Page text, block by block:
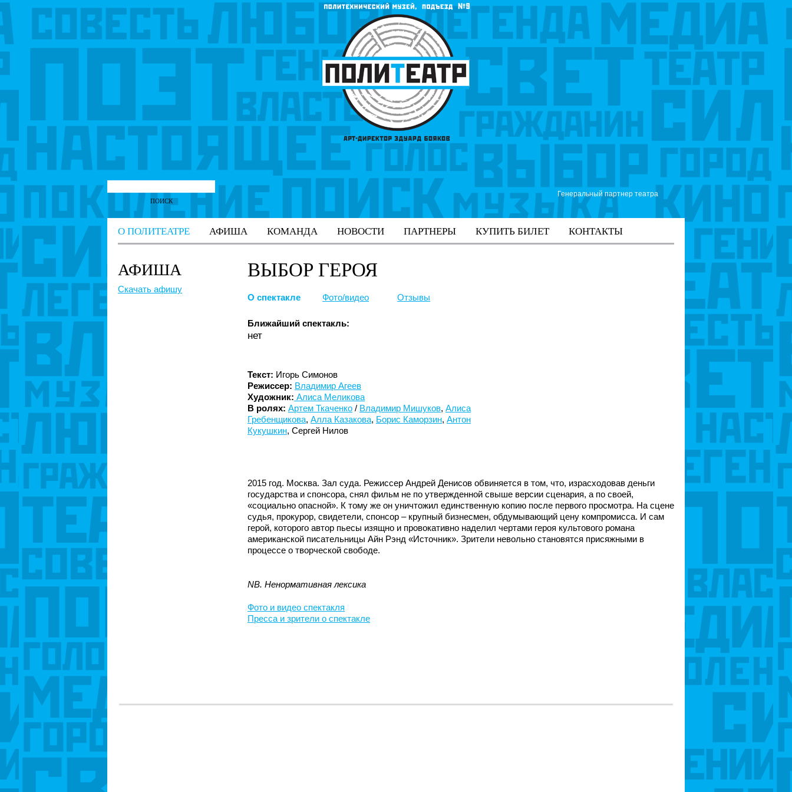
Генеральный партнер театра
О ПОЛИТЕАТРЕ АФИША КОМАНДА НОВОСТИ ПАРТНЕРЫ КУПИТЬ БИЛЕТ КОНТАКТЫ
АФИША
Скачать афишу
ВЫБОР ГЕРОЯ
О спектакле Фото/видео Отзывы
Ближайший спектакль:
нет
Текст: Игорь Симонов
Режиссер: Владимир Агеев
Художник: Алиса Меликова
В ролях: Артем Ткаченко / Владимир Мишуков, Алиса
Гребенщикова, Алла Казакова, Борис Каморзин, Антон
Кукушкин, Сергей Нилов
2015 год. Москва. Зал суда. Режиссер Андрей Денисов обвиняется в том, что, израсходовав деньги
государства и спонсора, снял фильм не по утвержденной свыше версии сценария, а по своей,
«социально опасной». К тому же он уничтожил единственную копию после первого просмотра. На сцене
судья, прокурор, свидетели, спонсор – крупный бизнесмен, обдумывающий цену компромисса. И сам
герой, которого автор пьесы изящно и провокативно наделил чертами героя культового романа
американской писательницы Айн Рэнд «Источник». Зрители невольно становятся присяжными в
процессе о творческой свободе.
NB. Ненормативная лексика
Фото и видео спектакля
Пресса и зрители о спектакле